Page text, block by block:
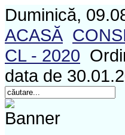
Duminică,
ACASĂ
CL - 2020
data de